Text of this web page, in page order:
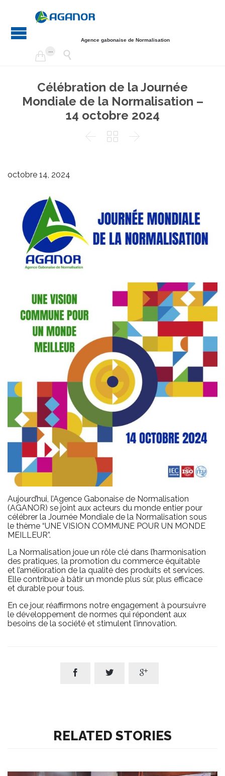
Agence gabonaise de Normalisation

... 
Célébration de la Journée
Mondiale de la Normalisation –
14 octobre 2024
  
octobre 14, 2024
Aujourd’hui, l’Agence Gabonaise de Normalisation
(AGANOR) se joint aux acteurs du monde entier pour
célébrer la Journée Mondiale de la Normalisation sous
le thème “UNE VISION COMMUNE POUR UN MONDE
MEILLEUR”.
La Normalisation joue un rôle clé dans l’harmonisation
des pratiques, la promotion du commerce équitable
et l’amélioration de la qualité des produits et services.
Elle contribue à bâtir un monde plus sûr, plus efficace
et durable pour tous.
En ce jour, réaffirmons notre engagement à poursuivre
le développement de normes qui répondent aux
besoins de la société et stimulent l’innovation.
  
RELATED STORIES